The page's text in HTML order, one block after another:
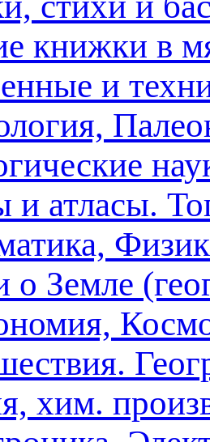
книжки в
и
и атласы.
о Земле
хим.